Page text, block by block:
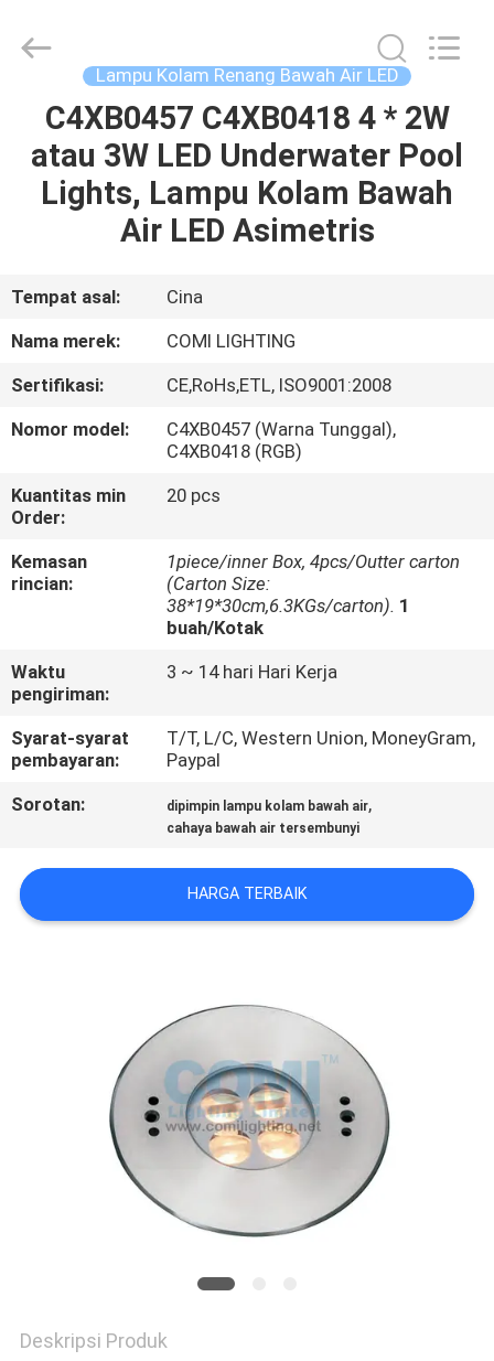
RUMAH
PRODUK
KAMI
PABRIK
KUALITAS
HUBUNGI
BERITA
KASUS
KEBIJAKAN
COMI
LIGHTING
Reserved.
Lampu Kolam Renang Bawah Air LED
C4XB0457 C4XB0418 4 * 2W
atau 3W LED Underwater Pool
Lights, Lampu Kolam Bawah
Air LED Asimetris
Tempat asal:
Cina
Nama merek:
COMI LIGHTING
Sertifikasi:
CE,RoHs,ETL, ISO9001:2008
Nomor model:
C4XB0457 (Warna Tunggal),
C4XB0418 (RGB)
Kuantitas min
Order:
20 pcs
Kemasan
rincian:
1piece/inner Box, 4pcs/Outter carton
(Carton Size:
38*19*30cm,6.3KGs/carton). 1
buah/Kotak
Waktu
pengiriman:
3 ~ 14 hari Hari Kerja
Syarat-syarat
pembayaran:
T/T, L/C, Western Union, MoneyGram,
Paypal
Sorotan:
dipimpin lampu kolam bawah air,
cahaya bawah air tersembunyi
HARGA TERBAIK
Deskripsi Produk